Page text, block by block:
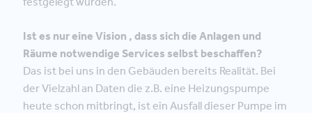
Ist es nur eine Vision , dass sich die Anlagen und
Räume notwendige Services selbst beschaffen?
Das ist bei uns in den Gebäuden bereits Realität. Bei
der Vielzahl an Daten die z.B. eine Heizungspumpe
heute schon mitbringt, ist ein Ausfall dieser Pumpe im